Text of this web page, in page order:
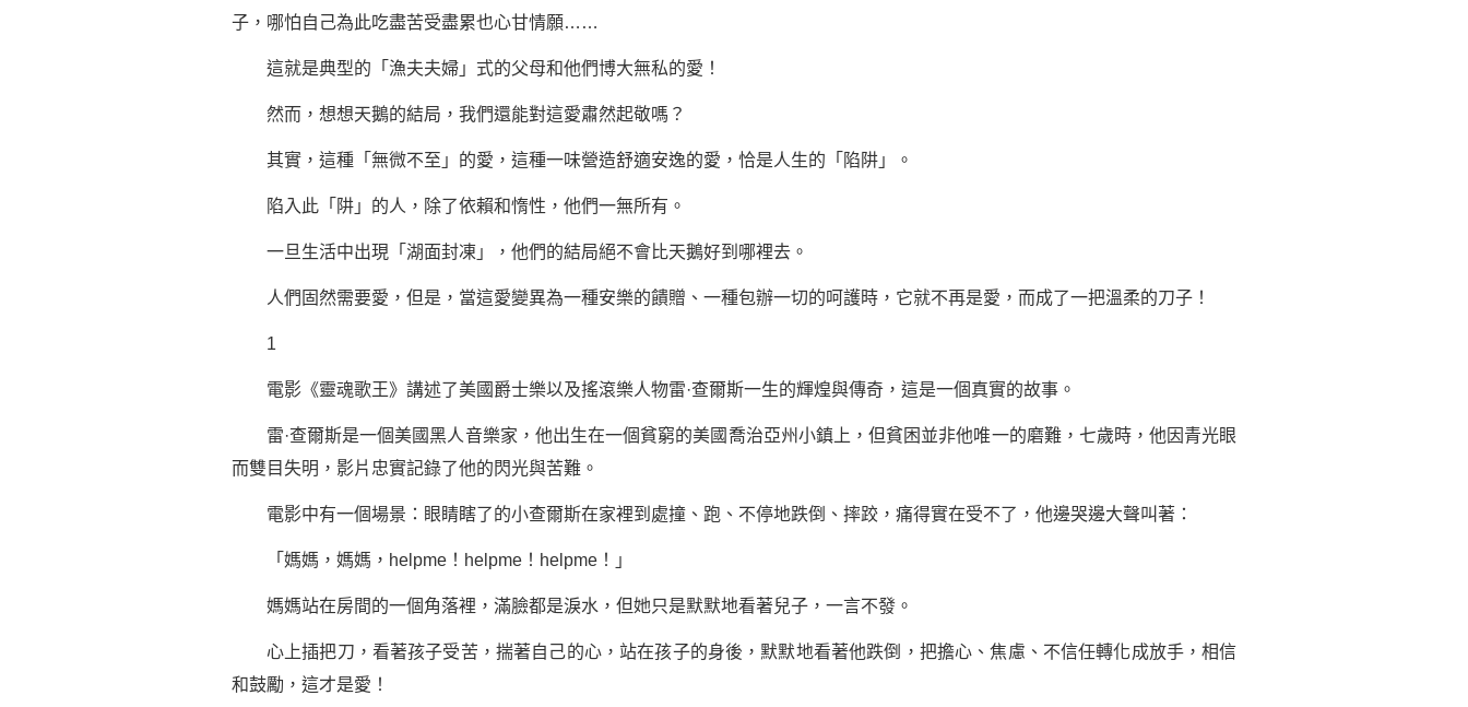
子，哪怕自己為此吃盡苦受盡累也心甘情願……
這就是典型的「漁夫夫婦」式的父母和他們博大無私的愛！
然而，想想天鵝的結局，我們還能對這愛肅然起敬嗎？
其實，這種「無微不至」的愛，這種一味營造舒適安逸的愛，恰是人生的「陷阱」。
陷入此「阱」的人，除了依賴和惰性，他們一無所有。
一旦生活中出現「湖面封凍」，他們的結局絕不會比天鵝好到哪裡去。
人們固然需要愛，但是，當這愛變異為一種安樂的饋贈、一種包辦一切的呵護時，它就不再是愛，而成了一把溫柔的刀子！
1
電影《靈魂歌王》講述了美國爵士樂以及搖滾樂人物雷·查爾斯一生的輝煌與傳奇，這是一個真實的故事。
雷·查爾斯是一個美國黑人音樂家，他出生在一個貧窮的美國喬治亞州小鎮上，但貧困並非他唯一的磨難，七歲時，他因青光眼
而雙目失明，影片忠實記錄了他的閃光與苦難。
電影中有一個場景：眼睛瞎了的小查爾斯在家裡到處撞、跑、不停地跌倒、摔跤，痛得實在受不了，他邊哭邊大聲叫著：
「媽媽，媽媽，helpme！helpme！helpme！」
媽媽站在房間的一個角落裡，滿臉都是淚水，但她只是默默地看著兒子，一言不發。
心上插把刀，看著孩子受苦，揣著自己的心，站在孩子的身後，默默地看著他跌倒，把擔心、焦慮、不信任轉化成放手，相信
和鼓勵 ，這才是愛！